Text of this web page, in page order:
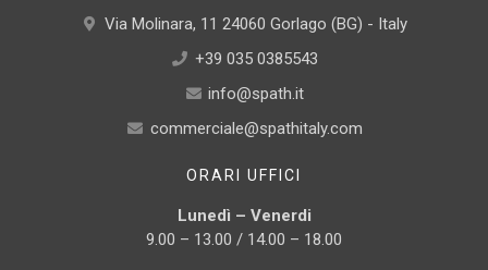
Via Molinara, 11 24060 Gorlago (BG) - Italy
+39 035 0385543
info@spath.it
commerciale@spathitaly.com
ORARI UFFICI
Lunedì – Venerdi
9.00 – 13.00 / 14.00 – 18.00